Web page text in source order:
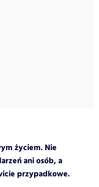
życiem. Nie
ani osób, a
przypadkowe.